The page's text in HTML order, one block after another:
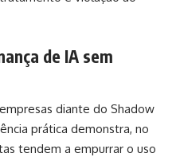
de IA sem
diante do Shadow
prática demonstra, no
tendem a empurrar o uso